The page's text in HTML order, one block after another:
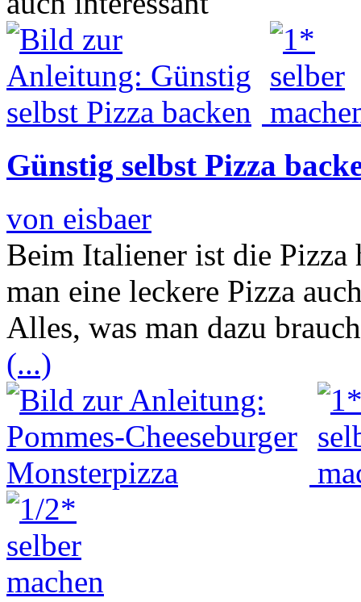
Günstig selbst Pizza
von eisbaer
Beim Italiener ist die Pizza
man eine leckere Pizza
Alles, was man dazu
(...)